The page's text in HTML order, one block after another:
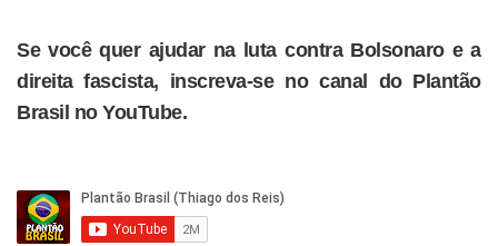
Se você quer ajudar na luta contra Bolsonaro e a
direita fascista, inscreva-se no canal do Plantão
Brasil no YouTube.